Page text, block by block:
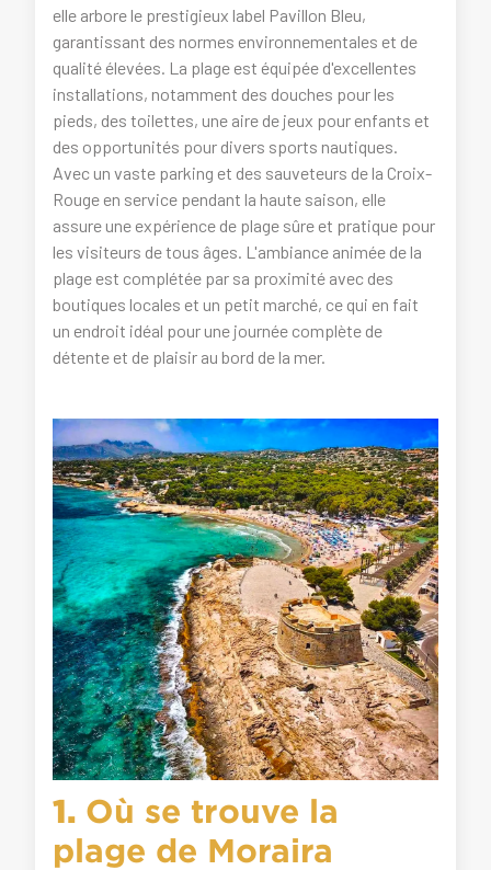
elle arbore le prestigieux label Pavillon Bleu,
garantissant des normes environnementales et de
qualité élevées. La plage est équipée d'excellentes
installations, notamment des douches pour les
pieds, des toilettes, une aire de jeux pour enfants et
des opportunités pour divers sports nautiques.
Avec un vaste parking et des sauveteurs de la Croix-
Rouge en service pendant la haute saison, elle
assure une expérience de plage sûre et pratique pour
les visiteurs de tous âges. L'ambiance animée de la
plage est complétée par sa proximité avec des
boutiques locales et un petit marché, ce qui en fait
un endroit idéal pour une journée complète de
détente et de plaisir au bord de la mer.
1. Où se trouve la
plage de Moraira